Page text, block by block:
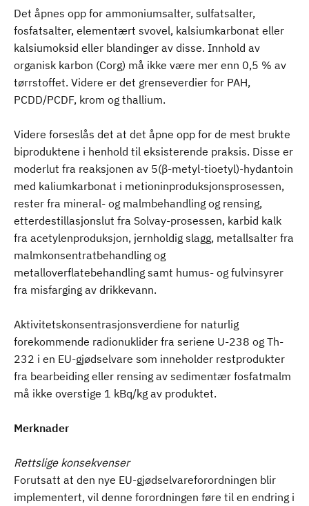
Det åpnes opp for ammoniumsalter, sulfatsalter,
fosfatsalter, elementært svovel, kalsiumkarbonat eller
kalsiumoksid eller blandinger av disse. Innhold av
organisk karbon (Corg) må ikke være mer enn 0,5 % av
tørrstoffet. Videre er det grenseverdier for PAH,
PCDD/PCDF, krom og thallium.
Videre forseslås det at det åpne opp for de mest brukte
biproduktene i henhold til eksisterende praksis. Disse er
moderlut fra reaksjonen av 5(β-metyl-tioetyl)-hydantoin
med kaliumkarbonat i metioninproduksjonsprosessen,
rester fra mineral- og malmbehandling og rensing,
etterdestillasjonslut fra Solvay-prosessen, karbid kalk
fra acetylenproduksjon, jernholdig slagg, metallsalter fra
malmkonsentratbehandling og
metalloverflatebehandling samt humus- og fulvinsyrer
fra misfarging av drikkevann.
Aktivitetskonsentrasjonsverdiene for naturlig
forekommende radionuklider fra seriene U-238 og Th-
232 i en EU-gjødselvare som inneholder restprodukter
fra bearbeiding eller rensing av sedimentær fosfatmalm
må ikke overstige 1 kBq/kg av produktet.
Merknader
Rettslige konsekvenser
Forutsatt at den nye EU-gjødselvareforordningen blir
implementert, vil denne forordningen føre til en endring i